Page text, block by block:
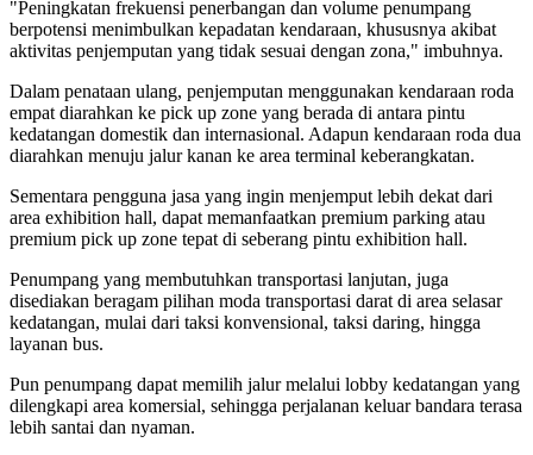
"Peningkatan frekuensi penerbangan dan volume penumpang
berpotensi menimbulkan kepadatan kendaraan, khususnya akibat
aktivitas penjemputan yang tidak sesuai dengan zona," imbuhnya.
Dalam penataan ulang, penjemputan menggunakan kendaraan roda
empat diarahkan ke pick up zone yang berada di antara pintu
kedatangan domestik dan internasional. Adapun kendaraan roda dua
diarahkan menuju jalur kanan ke area terminal keberangkatan.
Sementara pengguna jasa yang ingin menjemput lebih dekat dari
area exhibition hall, dapat memanfaatkan premium parking atau
premium pick up zone tepat di seberang pintu exhibition hall.
Penumpang yang membutuhkan transportasi lanjutan, juga
disediakan beragam pilihan moda transportasi darat di area selasar
kedatangan, mulai dari taksi konvensional, taksi daring, hingga
layanan bus.
Pun penumpang dapat memilih jalur melalui lobby kedatangan yang
dilengkapi area komersial, sehingga perjalanan keluar bandara terasa
lebih santai dan nyaman.